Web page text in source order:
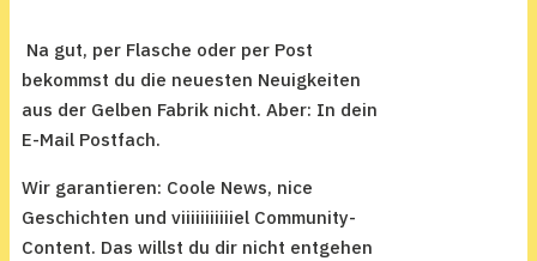
Na gut, per Flasche oder per Post
bekommst du die neuesten Neuigkeiten
aus der Gelben Fabrik nicht. Aber: In dein
E-Mail Postfach.
Wir garantieren: Coole News, nice
Geschichten und viiiiiiiiiiiel Community-
Content. Das willst du dir nicht entgehen